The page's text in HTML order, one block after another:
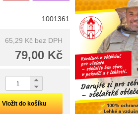
1001361
65,29 Kč bez DPH
79,00 Kč
Vložit do košíku